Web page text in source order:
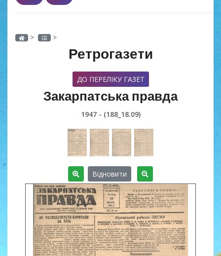
> >
Ретрогазети
ДО ПЕРЕЛІКУ ГАЗЕТ
Закарпатська правда
1947 - (188_18.09)
Відновити